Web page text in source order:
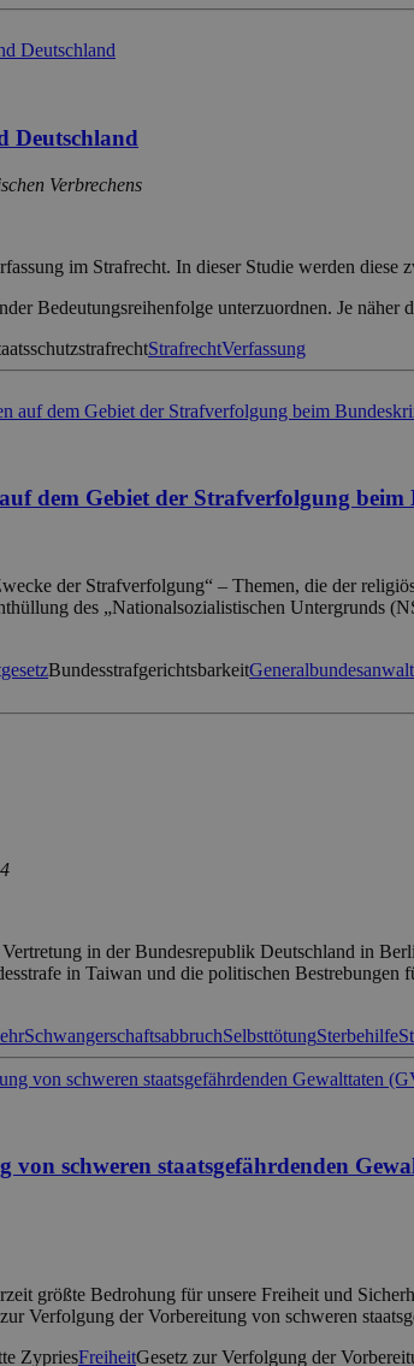
Deutschland
Verbrechens
im Strafrecht. In dieser Studie werden
Bedeutungsreihenfolge unterzuordnen. Je
StrafrechtVerfassung
dem Gebiet der Strafverfolgung
der Strafverfolgung“ – Themen, die der
des „Nationalsozialistischen Untergrunds
BundesstrafgerichtsbarkeitGeneralbundesanwalt
in der Bundesrepublik Deutschland in
in Taiwan und die politischen
SchwangerschaftsabbruchSelbsttötungSterbehilfe
von schweren staatsgefährdenden
größte Bedrohung für unsere Freiheit und
Verfolgung der Vorbereitung von schweren
ZypriesFreiheitGesetz zur Verfolgung der